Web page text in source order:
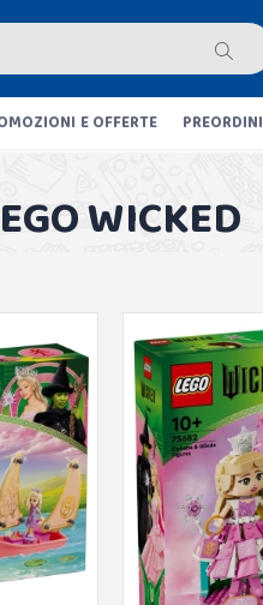
E OFFERTE PREORDINI
WICKED